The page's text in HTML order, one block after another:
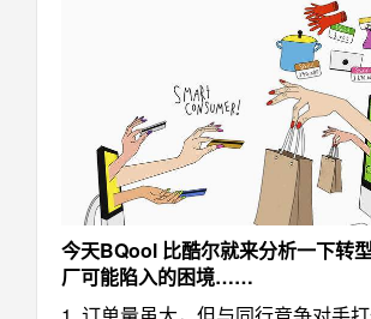
今天BQool 比酷尔就来分析一下转
厂可能陷入的困境……